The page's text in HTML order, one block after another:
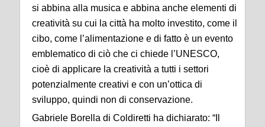
si abbina alla musica e abbina anche elementi di
creatività su cui la città ha molto investito, come il
cibo, come l’alimentazione e di fatto è un evento
emblematico di ciò che ci chiede l’UNESCO,
cioè di applicare la creatività a tutti i settori
potenzialmente creativi e con un’ottica di
sviluppo, quindi non di conservazione.
Gabriele Borella di Coldiretti ha dichiarato: “Il